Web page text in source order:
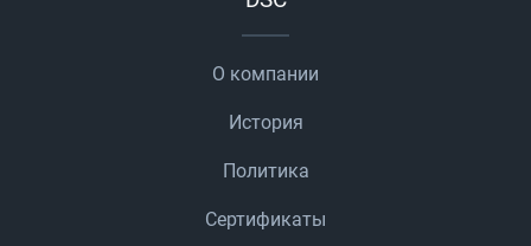
О компании
История
Политика
Сертификаты